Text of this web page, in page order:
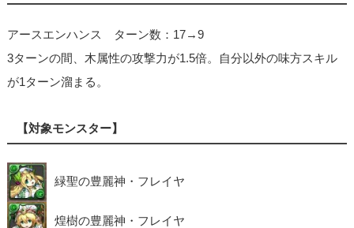
アースエンハンス ターン数：17→9
3ターンの間、木属性の攻撃力が1.5倍。自分以外の味方スキル
が1ターン溜まる。
【対象モンスター】
緑聖の豊麗神・フレイヤ
煌樹の豊麗神・フレイヤ